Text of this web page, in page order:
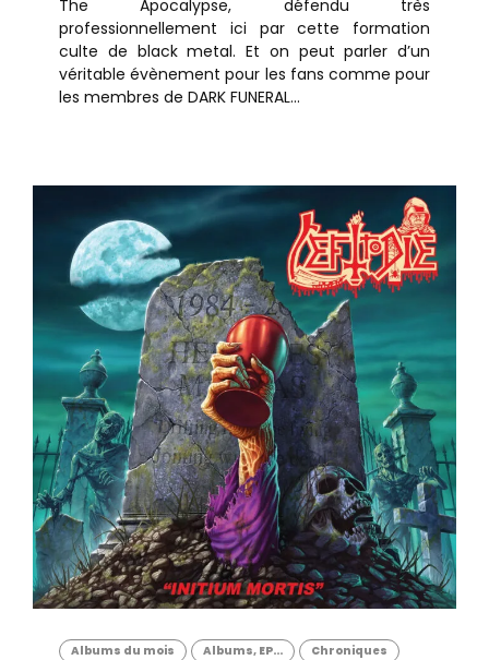
The Apocalypse, défendu très
professionnellement ici par cette formation
culte de black metal. Et on peut parler d’un
véritable évènement pour les fans comme pour
les membres de DARK FUNERAL...
Albums du mois Albums, EP... Chroniques